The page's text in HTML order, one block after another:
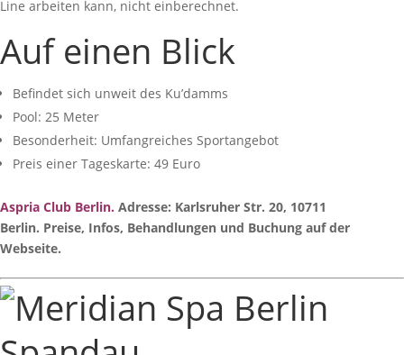
Line arbeiten kann, nicht einberechnet.
Auf einen Blick
Befindet sich unweit des Ku’damms
Pool: 25 Meter
Besonderheit: Umfangreiches Sportangebot
Preis einer Tageskarte: 49 Euro
Aspria Club Berlin. Adresse: Karlsruher Str. 20, 10711
Berlin. Preise, Infos, Behandlungen und Buchung auf der
Webseite.